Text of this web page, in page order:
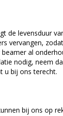
de levensduur
vervangen,
al
nodig, neem
u bij ons terecht.
bij ons op